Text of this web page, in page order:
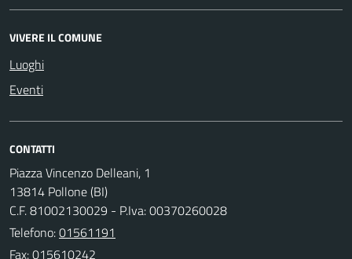
VIVERE IL COMUNE
Luoghi
Eventi
CONTATTI
Piazza Vincenzo Delleani, 1
13814 Pollone (BI)
C.F. 81002130029 - P.Iva: 00370260028
Telefono:01561191
Fax: 015610242